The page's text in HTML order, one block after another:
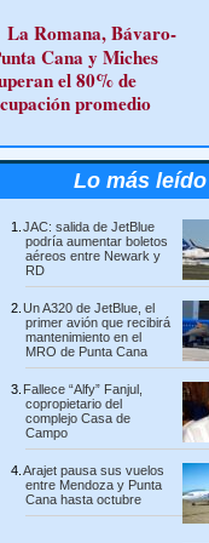
La Romana, Bávaro-
Cana y Miches
el 80% de
promedio
Lo más leído
JAC: salida de JetBlue
podría aumentar boletos
aéreos entre Newark y
RD
Un A320 de JetBlue, el
primer avión que recibirá
mantenimiento en el
MRO de Punta Cana
Fallece “Alfy” Fanjul,
copropietario del
complejo Casa de
Campo
Arajet pausa sus vuelos
entre Mendoza y Punta
Cana hasta octubre